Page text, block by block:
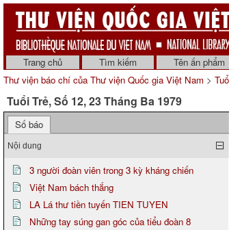
Trang chủ Tìm kiếm Tên ấn phẩm
Thư viện báo chí của Thư viện Quốc gia Việt Nam >
Tuổi Trẻ, Số 12, 23 Tháng Ba 1979
Số báo
Nội dung
3 người đoàn viên trong 3 kỳ kháng chiến
Việt Nam bách thắng
LA Lá thư tiền tuyến TIEN TUYEN
Những tay súng gan góc của tiểu đoàn 8